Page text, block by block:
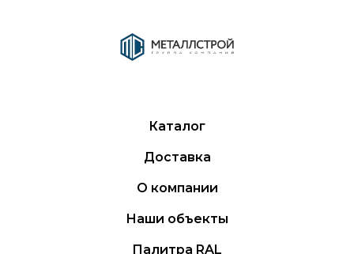
Каталог
Доставка
О компании
Наши объекты
Палитра RAL